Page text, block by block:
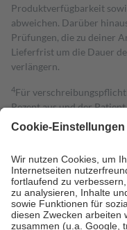
Produktverfügbarkeit
abweichen. Darüber
Prüfungen, die zu deiner
Lieferfrist um die Dauer
verlängern.
4Für
Rezept aus und der
gesetzliche
Kosten dafür, der
Grundsätzlich leisten
Prozent des
höchstens zehn Euro.Es
Kosten der Leistung zu
Diese Regeln gelten